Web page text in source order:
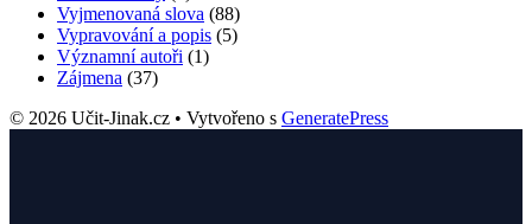
Vyjmenovaná slova (88)
Vypravování a popis (5)
Významní autoři (1)
Zájmena (37)
© 2026 Učit-Jinak.cz • Vytvořeno s GeneratePress